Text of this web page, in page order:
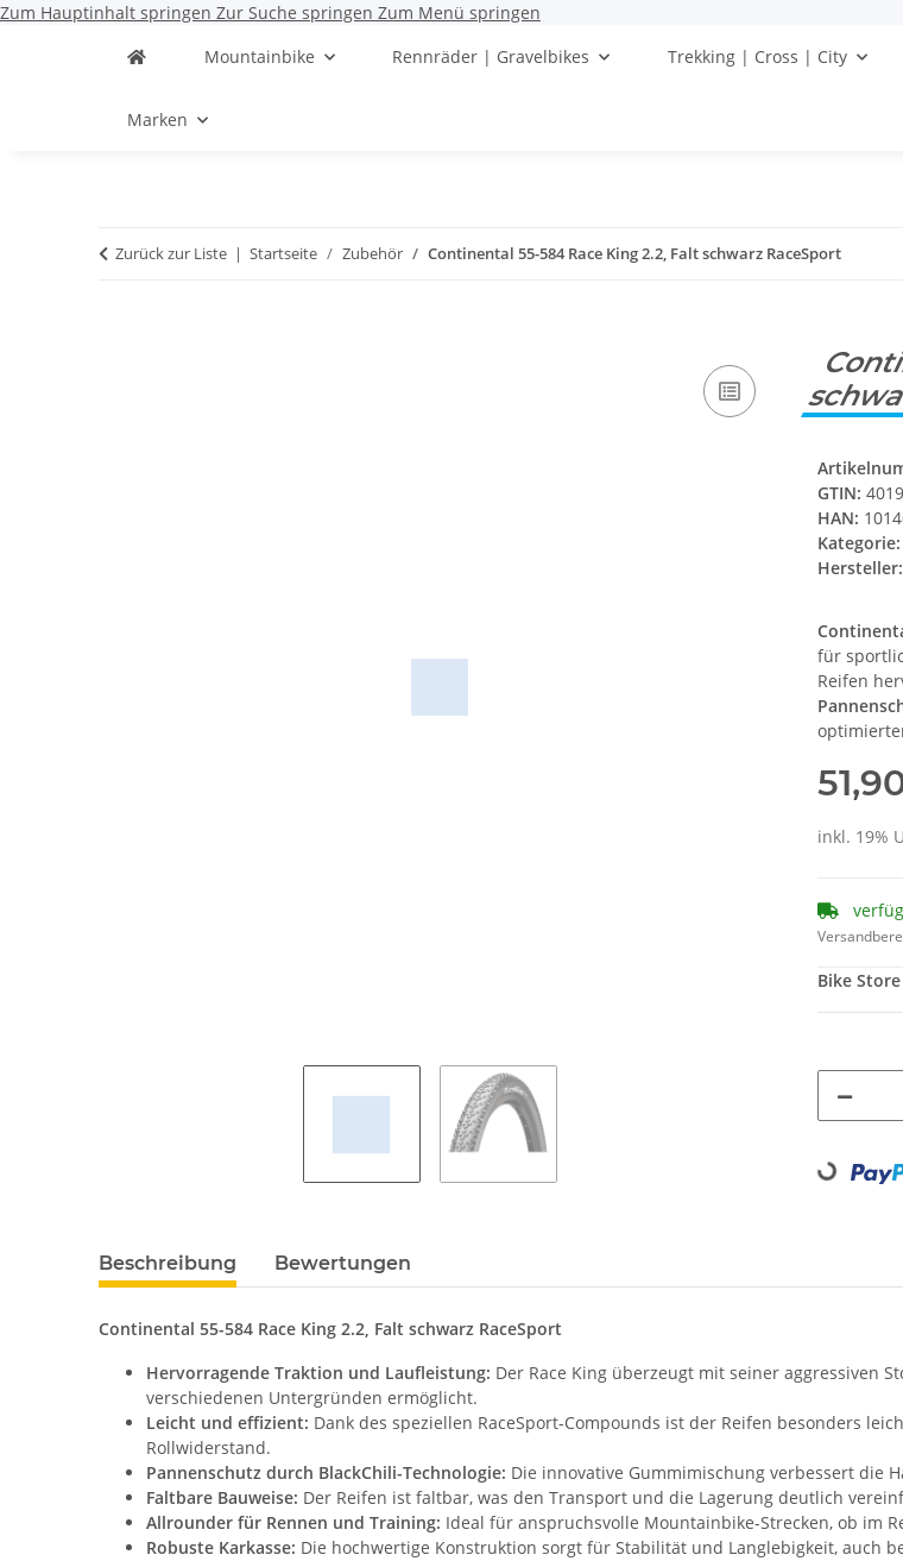
Zum Hauptinhalt springen Zur Suche springen Zum Menü springen
Mountainbike Rennräder | Gravelbikes Trekking | Cross | City
Marken
Zurück zur Liste Startseite Zubehör Continental 55-584 Race King 2.2, Falt schwarz RaceSport
GTIN:
HAN:
Kategorie:
Hersteller:
für
Reifen
inkl. 19%
Bike
Loading...
Beschreibung Bewertungen
Continental 55-584 Race King 2.2, Falt schwarz RaceSport
Hervorragende Traktion und Laufleistung: Der Race King überzeugt mit seiner aggressiven
verschiedenen Untergründen ermöglicht.
Leicht und effizient: Dank des speziellen RaceSport-Compounds ist der Reifen besonders
Rollwiderstand.
Pannenschutz durch BlackChili-Technologie: Die innovative Gummimischung verbessert die
Faltbare Bauweise: Der Reifen ist faltbar, was den Transport und die Lagerung deutlich
Allrounder für Rennen und Training: Ideal für anspruchsvolle Mountainbike-Strecken, ob im
Robuste Karkasse: Die hochwertige Konstruktion sorgt für Stabilität und Langlebigkeit, auch